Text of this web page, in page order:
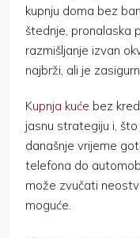
kupnju doma bez
štednje, pronalaska
razmišljanje izvan
najbrži, ali je
Kupnja kuće bez
jasnu strategiju i,
današnje vrijeme
telefona do
može zvučati
moguće.